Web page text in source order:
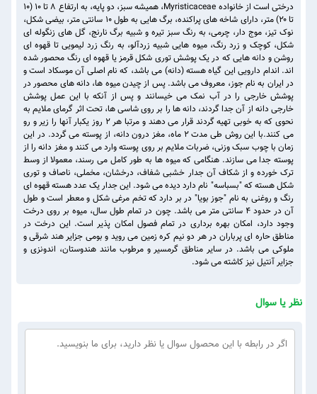
درختی است از خانواده Myristicaceae، همیشه سبز، دو پایه، به ارتفاع ۸ تا ۱۰ (۱۰
تا ۲۰) متر، دارای شاخه های پراکنده، برگ هایی به طول ۱۰ سانتی متر، بیضی شکل،
نوک تیز، موج دار، چرمی، به رنگ سبز تیره و شبیه برگ نارنج، گل های زنگوله ای
شکل، کوچک و زرد رنگ، میوه هایی شبیه زردآلو، به رنگ زرد لیمویی تا قهوه ای
روشن و دانه هایی که در یک پوشش توری شکل قرمز یا قهوه ای رنگ محصور شده
اند. اندام دارویی این گیاه هسته (دانه) می باشد، که نام اصلی آن موسکاد است و
در ایران به نام جوز، معروف می باشد. پس از چیدن میوه ها، دانه های محصور در
پوشش خارجی را در آب نمک می خیسانند و پس از آنکه با این عمل پوشش
خارجی دانه از آن جدا گردند، دانه ها را بر روی شاسی ها، تحت اثر گرمای ملایم به
نحوی که به خوبی تهیه گردند قرار می دهند و مرتبا هر ۲ روز یکبار آنها را زیر و رو
می کنند.با این روش طی مدت ۲ ماه، مغز درون دانه، از پوسته می گردد. در این
زمان با چوب سبک وزنی، ضربات ملایم بر روی پوسته وارد می کنند و مغز دانه را از
پوسته جدا می سازند. هنگامی که میوه ها به طور کامل می رسند، معمولا از وسط
ترک خورده و از شکاف آن جدار خشبی شفاف، درخشان، مخملی، ناصاف و توری
شکل هسته که "بسباسه" نام دارد دیده می شود. این جدار یک عدد هسته قهوه ای
رنگ و روغنی به نام "جوز بویا" در بر دارد که تخم مرغی شکل و معطر است و طول
آن در حدود ۴ سانتی متر می باشد. چون در تمام طول سال، میوه بر روی درخت
وجود دارد، امکان بهره برداری در تمام فصول امکان پذیر است. این درخت در
مناطق حاره ای پرباران در هر دو نیم کره زمین می روید و بومی جزایر هند شرقی و
ملوکی می باشد. در سایر مناطق گرمسیر و مرطوب مانند هندوستان، اندونزی و
جزایر آنتیل نیز کاشته می شود.
نظر یا سوال